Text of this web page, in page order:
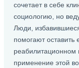
сочетает в себе
социологию, но
Люди,
помогают
реабилитационном
применение этой